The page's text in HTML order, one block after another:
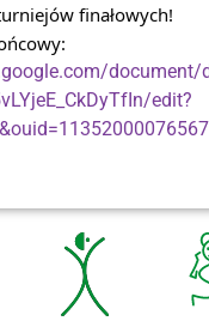
finałowych!
document/
edit?